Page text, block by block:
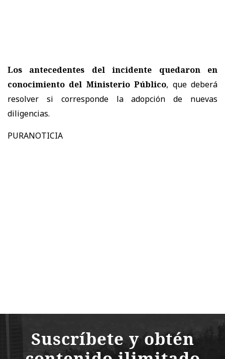
Los antecedentes del incidente quedaron en
conocimiento del Ministerio Público, que deberá
resolver si corresponde la adopción de nuevas
diligencias.
PURANOTICIA